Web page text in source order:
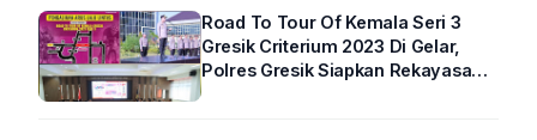
Road To Tour Of Kemala Seri 3
Gresik Criterium 2023 Di Gelar,
Polres Gresik Siapkan Rekayasa